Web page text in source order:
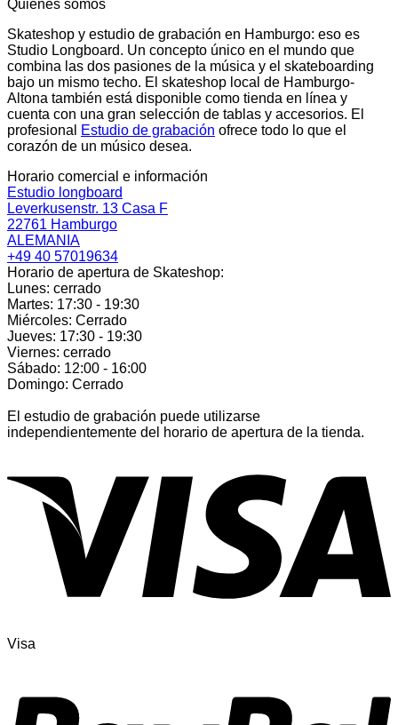
Quiénes somos
Skateshop y estudio de grabación en Hamburgo: eso es
Studio Longboard. Un concepto único en el mundo que
combina las dos pasiones de la música y el skateboarding
bajo un mismo techo. El skateshop local de Hamburgo-
Altona también está disponible como tienda en línea y
cuenta con una gran selección de tablas y accesorios. El
profesional
Estudio de grabación ofrece todo lo que el
corazón de un músico desea.
Horario comercial e información
Estudio longboard
Leverkusenstr. 13 Casa F
22761 Hamburgo
ALEMANIA
+49 40 57019634
Horario de apertura de Skateshop:
Lunes: cerrado
Martes: 17:30 - 19:30
Miércoles: Cerrado
Jueves: 17:30 - 19:30
Viernes: cerrado
Sábado: 12:00 - 16:00
Domingo: Cerrado
El estudio de grabación puede utilizarse
independientemente del horario de apertura de la tienda.
Visa